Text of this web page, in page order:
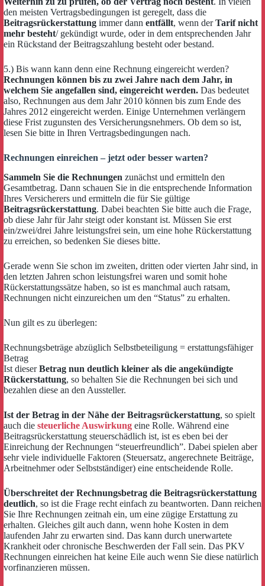
den meisten Vertragsbedingungen ist geregelt, dass die
Beitragsrückerstattung immer dann entfällt, wenn derTarif nicht
mehr besteht/ gekündigt wurde, oder in dem entsprechenden Jahr
ein Rückstand der Beitragszahlung besteht oder bestand.
5.) Bis wann kann denn eine Rechnung eingereicht werden?
Rechnungen können bis zu zwei Jahre nach dem Jahr, in
welchem Sie angefallen sind, eingereicht werden. Das bedeutet
also, Rechnungen aus dem Jahr 2010 können bis zum Ende des
Jahres 2012 eingereicht werden. Einige Unternehmen verlängern
diese Frist zugunsten des Versicherungsnehmers. Ob dem so ist,
lesen Sie bitte in Ihren Vertragsbedingungen nach.
Rechnungen einreichen – jetzt oder besser warten?
Sammeln Sie die Rechnungen zunächst und ermitteln den
Gesamtbetrag. Dann schauen Sie in die entsprechende Information
Ihres Versicherers und ermitteln die für Sie gültige
Beitragsrückerstattung. Dabei beachten Sie bitte auch die Frage,
ob diese Jahr für Jahr steigt oder konstant ist. Müssen Sie erst
ein/zwei/drei Jahre leistungsfrei sein, um eine hohe Rückerstattung
zu erreichen, so bedenken Sie dieses bitte.
Gerade wenn Sie schon im zweiten, dritten oder vierten Jahr sind, in
den letzten Jahren schon leistungsfrei waren und somit hohe
Rückerstattungssätze haben, so ist es manchmal auch ratsam,
Rechnungen nicht einzureichen um den “Status” zu erhalten.
Nun gilt es zu überlegen:
Rechnungsbeträge abzüglich Selbstbeteiligung = erstattungsfähiger
Betrag
Ist dieserBetrag nun deutlich kleiner als die angekündigte
Rückerstattung, so behalten Sie die Rechnungen bei sich und
bezahlen diese an den Aussteller.
Ist der Betrag in der Nähe der Beitragsrückerstattung, so spielt
auch die steuerliche Auswirkung eine Rolle. Während eine
Beitragsrückerstattung steuerschädlich ist, ist es eben bei der
Einreichung der Rechnungen “steuerfreundlich”. Dabei spielen aber
sehr viele individuelle Faktoren (Steuersatz, angerechnete Beiträge,
Arbeitnehmer oder Selbstständiger) eine entscheidende Rolle.
Überschreitet der Rechnungsbetrag die Beitragsrückerstattung
deutlich, so ist die Frage recht einfach zu beantworten. Dann reichen
Sie Ihre Rechnungen zeitnah ein, um eine zügige Erstattung zu
erhalten. Gleiches gilt auch dann, wenn hohe Kosten in dem
laufenden Jahr zu erwarten sind. Das kann durch unerwartete
Krankheit oder chronische Beschwerden der Fall sein. Das PKV
Rechnungen einreichen hat keine Eile auch wenn Sie diese natürlich
vorfinanzieren müssen.